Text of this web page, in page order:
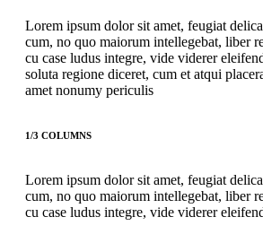
Lorem ipsum dolor sit amet, feugiat
cum, no quo maiorum intellegebat, liber
cu case ludus integre, vide viderer
soluta regione diceret, cum et atqui
amet nonumy periculis
1/3 COLUMNS
Lorem ipsum dolor sit amet, feugiat
cum, no quo maiorum intellegebat, liber
cu case ludus integre, vide viderer